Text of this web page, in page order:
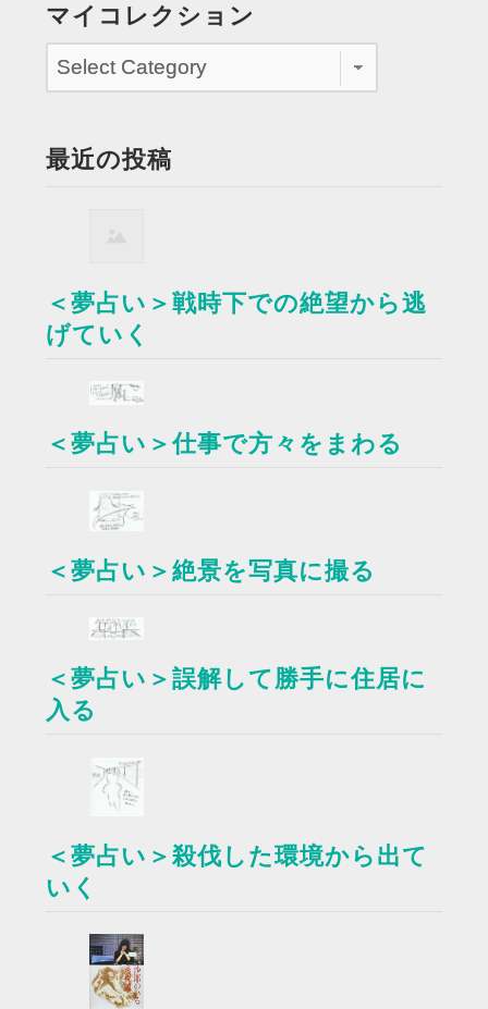
マイコレクション
最近の投稿
＜夢占い＞戦時下での絶望から逃
げていく
＜夢占い＞仕事で方々をまわる
＜夢占い＞絶景を写真に撮る
＜夢占い＞誤解して勝手に住居に
入る
＜夢占い＞殺伐した環境から出て
いく